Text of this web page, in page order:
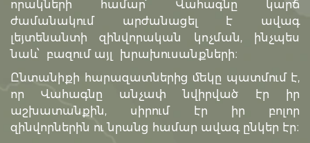
որակների համար՝ Վահագնը կարճ
ժամանակում արժանացել է ավագ
լեյտենանտի զինվորական կոչման, ինչպես
նաև՝ բազում այլ խրախուսանքների։
Ընտանիքի հարազատներից մեկը պատմում է,
որ Վահագնը անչափ նվիրված էր իր
աշխատանքին, սիրում էր իր բոլոր
զինվորներին ու նրանց համար ավագ ընկեր էր։